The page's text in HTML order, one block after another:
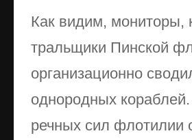
Как видим, мониторы,
тральщики Пинской
организационно
однородных
речных сил флотилии